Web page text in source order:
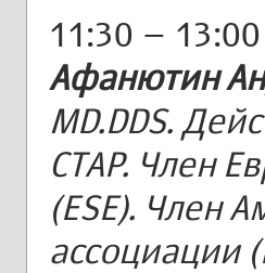
11:30 – 13:00
Афанютин
MD.DDS.
СТАР. Член
(ESE). Член
ассоциации